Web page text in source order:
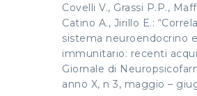
Covelli V., Grassi P.P.,
Catino A., Jirillo E.:
sistema neuroendocrino
immunitario: recenti
Giornale di
anno X, n 3, maggio –